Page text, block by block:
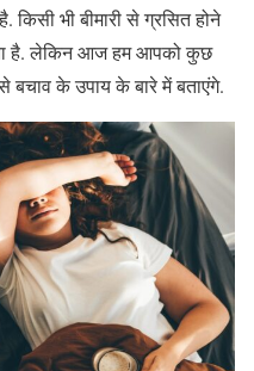
किसी भी बीमारी से ग्रसित होने
है. लेकिन आज हम आपको कुछ
के उपाय के बारे में बताएंगे.